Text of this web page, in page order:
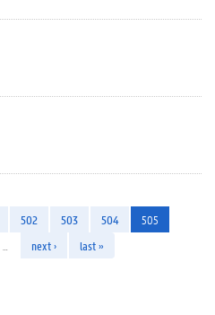
502 503 504
505
next › last »